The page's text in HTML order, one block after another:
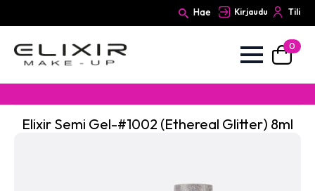
Hae Kirjaudu Tili
0
Elixir Semi Gel-#1002 (Ethereal Glitter) 8ml